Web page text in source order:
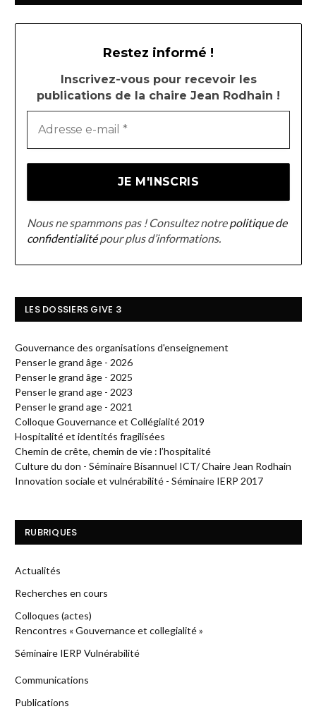
Restez informé !
Inscrivez-vous pour recevoir les
publications de la chaire Jean Rodhain !
Nous ne spammons pas ! Consultez notrepolitique de
confidentialitépour plus d’informations.
LES DOSSIERS GIVE 3
Gouvernance des organisations d'enseignement
Penser le grand âge - 2026
Penser le grand âge - 2025
Penser le grand age - 2023
Penser le grand age - 2021
Colloque Gouvernance et Collégialité 2019
Hospitalité et identités fragilisées
Chemin de crête, chemin de vie : l’hospitalité
Culture du don - Séminaire Bisannuel ICT/ Chaire Jean Rodhain
Innovation sociale et vulnérabilité - Séminaire IERP 2017
RUBRIQUES
Actualités
Recherches en cours
Colloques (actes)
Rencontres « Gouvernance et collegialité »
Séminaire IERP Vulnérabilité
Communications
Publications